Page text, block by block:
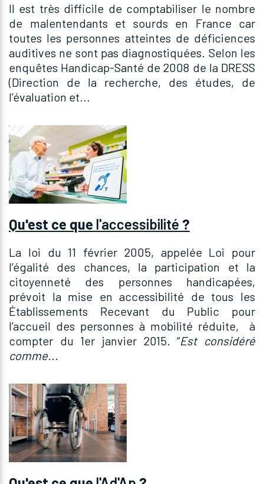
Il est très difficile de comptabiliser le nombre
de malentendants et sourds en France car
toutes les personnes atteintes de déficiences
auditives ne sont pas diagnostiquées. Selon les
enquêtes Handicap-Santé de 2008 de la DRESS
(Direction de la recherche, des études, de
l’évaluation et...
Qu'est ce que l'accessibilité ?
La loi du 11 février 2005, appelée Loi pour
l’égalité des chances, la participation et la
citoyenneté des personnes handicapées,
prévoit la mise en accessibilité de tous les
Établissements Recevant du Public pour
l’accueil des personnes à mobilité réduite, à
compter du 1er janvier 2015. “Est considéré
comme...